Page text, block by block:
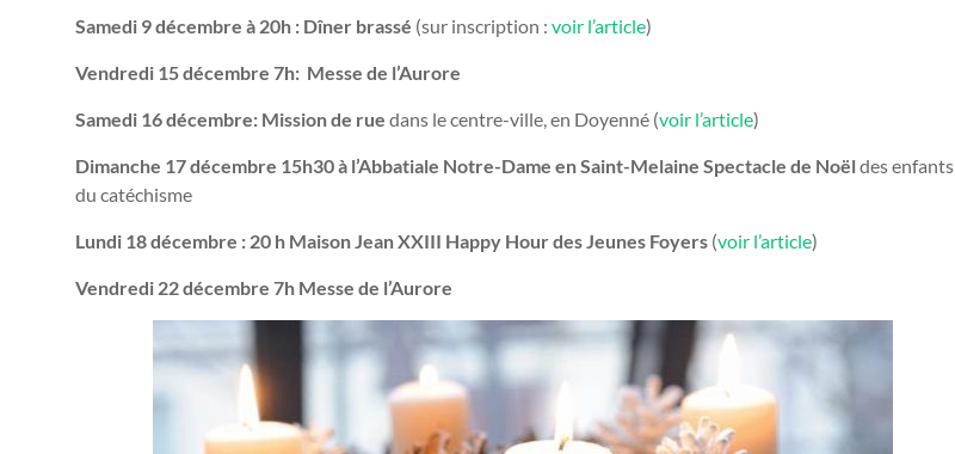
Samedi 9 décembre à 20h : Dîner brassé (sur inscription : voir l’article)
Vendredi 15 décembre 7h: Messe de l’Aurore
Samedi 16 décembre: Mission de rue dans le centre-ville, en Doyenné (voir l’article)
Dimanche 17 décembre 15h30 à l’Abbatiale Notre-Dame en Saint-Melaine Spectacle de Noëldes enfants
du catéchisme
Lundi 18 décembre : 20 h Maison Jean XXIII Happy Hour des Jeunes Foyers (voir l’article)
Vendredi 22 décembre 7h Messe de l’Aurore